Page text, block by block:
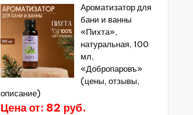
Ароматизатор для
бани и ванны
«Пихта»,
натуральная, 100
мл,
«Добропаровъ»
(цены, отзывы,
описание)
Цена от: 82 руб.